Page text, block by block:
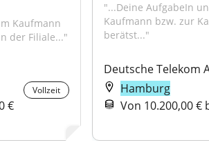
Kaufmann
der Filiale..."
Vollzeit
€
"...Deine AufgabeIn
Kaufmann bzw. zur
berätst..."
Deutsche Telekom
Hamburg
Von 10.200,00 €